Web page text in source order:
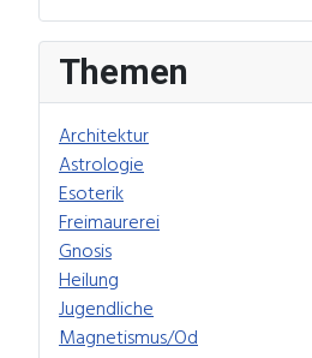
Themen
Architektur
Astrologie
Esoterik
Freimaurerei
Gnosis
Heilung
Jugendliche
Magnetismus/Od